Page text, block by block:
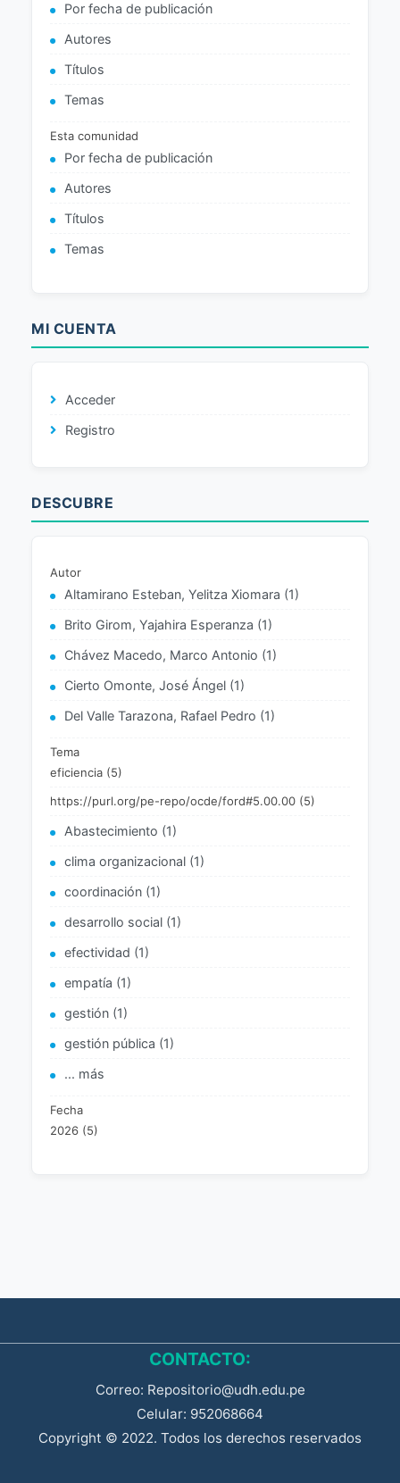
Por fecha de publicación
Autores
Títulos
Temas
Esta comunidad
Por fecha de publicación
Autores
Títulos
Temas
MI CUENTA
Acceder
Registro
DESCUBRE
Autor
Altamirano Esteban, Yelitza Xiomara (1)
Brito Girom, Yajahira Esperanza (1)
Chávez Macedo, Marco Antonio (1)
Cierto Omonte, José Ángel (1)
Del Valle Tarazona, Rafael Pedro (1)
Tema
eficiencia (5)
https://purl.org/pe-repo/ocde/ford#5.00.00 (5)
Abastecimiento (1)
clima organizacional (1)
coordinación (1)
desarrollo social (1)
efectividad (1)
empatía (1)
gestión (1)
gestión pública (1)
... más
Fecha
2026 (5)
CONTACTO:
Correo: Repositorio@udh.edu.pe
Celular: 952068664
Copyright © 2022. Todos los derechos reservados